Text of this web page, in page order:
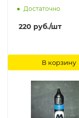
699030 MOLOTOW
Достаточно
220 руб./шт
В корзину